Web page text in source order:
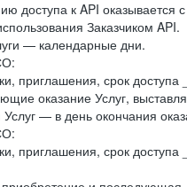
доступа к API оказывается
Заказчиком API.
— календарные дни.
приглашения, срок
оказание Услуг,
— в день окончания
приглашения, срок